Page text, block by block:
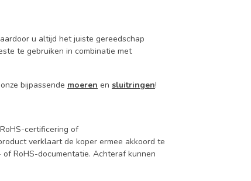
u altijd het juiste gereedschap
te gebruiken in combinatie met
bijpassende moeren en sluitringen!
certificering of
verklaart de koper ermee akkoord te
RoHS-documentatie. Achteraf kunnen